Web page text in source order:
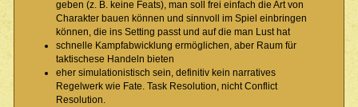
geben (z. B. keine Feats), man soll frei einfach die Art von
Charakter bauen können und sinnvoll im Spiel einbringen
können, die ins Setting passt und auf die man Lust hat
schnelle Kampfabwicklung ermöglichen, aber Raum für
taktischese Handeln bieten
eher simulationistisch sein, definitiv kein narratives
Regelwerk wie Fate. Task Resolution, nicht Conflict
Resolution.